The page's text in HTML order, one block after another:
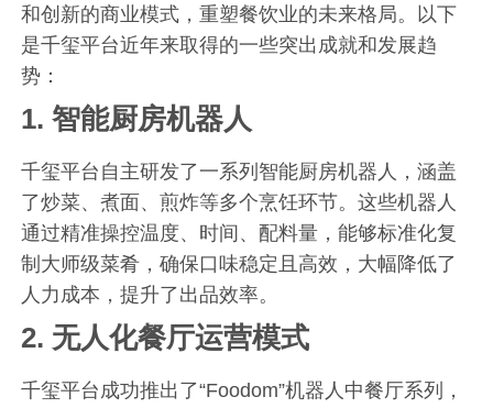
和创新的商业模式，重塑餐饮业的未来格局。以下
是千玺平台近年来取得的一些突出成就和发展趋
势：
1.智能厨房机器人
千玺平台自主研发了一系列智能厨房机器人，涵盖
了炒菜、煮面、煎炸等多个烹饪环节。这些机器人
通过精准操控温度、时间、配料量，能够标准化复
制大师级菜肴，确保口味稳定且高效，大幅降低了
人力成本，提升了出品效率。
2. 无人化餐厅运营模式
千玺平台成功推出了“Foodom”机器人中餐厅系列，